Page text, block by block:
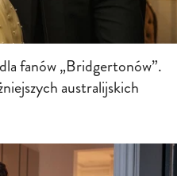
fanów „Bridgertonów”.
australijskich